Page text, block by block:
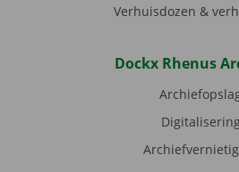
Verhuisdozen &
Dockx Rhenus